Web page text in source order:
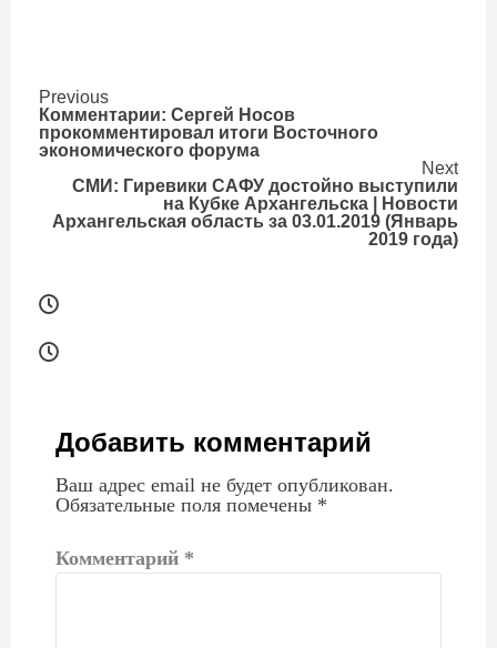
Continue
Reading
Previous
Комментарии: Сергей Носов
прокомментировал итоги Восточного
экономического форума
Next
СМИ: Гиревики САФУ достойно выступили
на Кубке Архангельска | Новости
Архангельская область за 03.01.2019 (Январь
2019 года)
Добавить комментарий
Ваш адрес email не будет опубликован.
Обязательные поля помечены *
Комментарий *